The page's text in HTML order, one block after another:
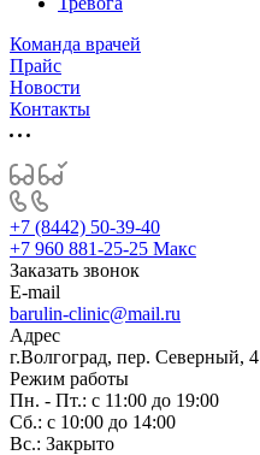
Команда врачей
Прайс
Новости
Контакты
+7 (8442) 50-39-40
+7 960 881-25-25 Макс
Заказать звонок
E-mail
barulin-clinic@mail.ru
Адрес
г.Волгоград, пер. Северный, 4
Режим работы
Пн. - Пт.: с 11:00 до 19:00
Сб.: с 10:00 до 14:00
Вс.: Закрыто